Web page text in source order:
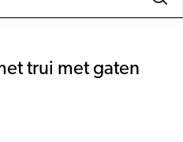
trui met gaten